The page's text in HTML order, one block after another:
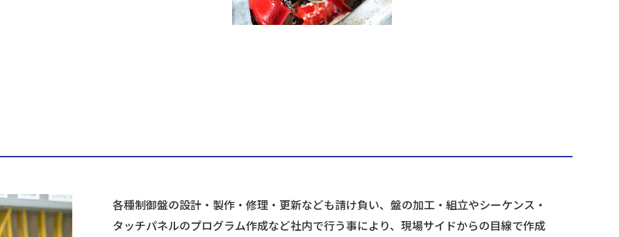
各種制御盤の設計・製作・修理・更新なども請け負い、盤の加工・組立やシーケンス・
タッチパネルのプログラム作成など社内で行う事により、現場サイドからの目線で作成